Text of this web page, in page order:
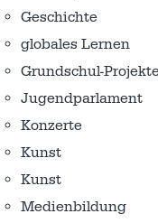
Geschichte
globales Lernen
Grundschul-
Jugendparlament
Konzerte
Kunst
Kunst
Medienbildung